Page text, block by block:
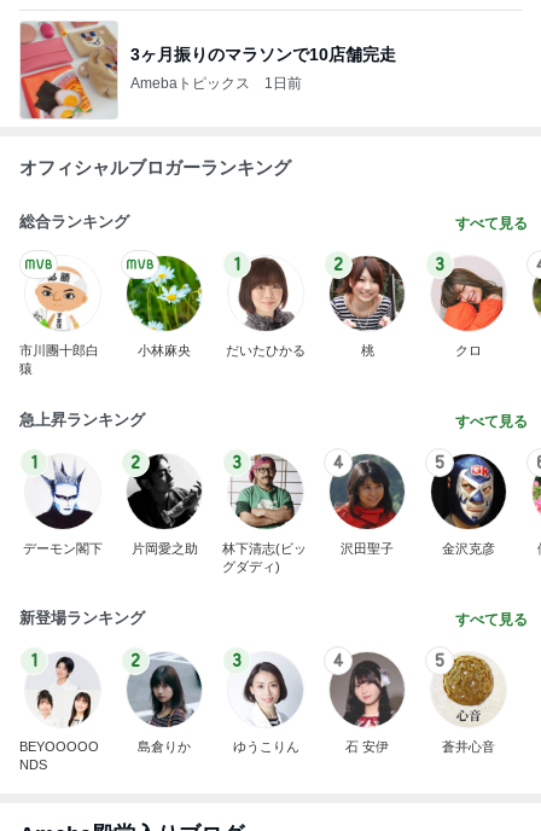
3ヶ月振りのマラソンで10店舗完走
Amebaトピックス 1日前
オフィシャルブロガーランキング
総合ランキング すべて見る
市川團十郎白
猿
小林麻央
1
だいたひかる
2
桃
3
クロ
急上昇ランキング すべて見る
1
デーモン閣下
2
片岡愛之助
3
林下清志(ビッ
グダディ)
4
沢田聖子
5
金沢克彦
新登場ランキング すべて見る
1
BEYOOOOO
NDS
2
島倉りか
3
ゆうこりん
4
石 安伊
5
蒼井心音